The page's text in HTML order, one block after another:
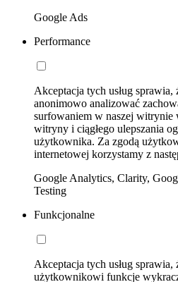
Google Ads
Performance
Akceptacja tych usług sprawia,
anonimowo analizować
surfowaniem w naszej witrynie
witryny i ciągłego ulepszania
użytkownika. Za zgodą
internetowej korzystamy z
Google Analytics, Clarity,
Testing
Funkcjonalne
Akceptacja tych usług
użytkownikowi funkcje